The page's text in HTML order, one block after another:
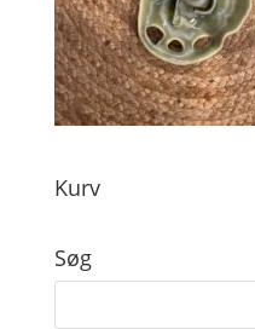
Kurv
Søg